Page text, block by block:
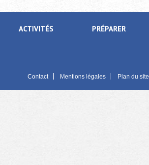
ACTIVITÉS PRÉPARER
Contact Mentions légales Plan du site